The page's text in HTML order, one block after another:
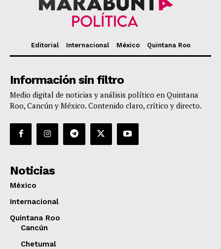
Editorial Internacional México Quintana Roo
Información sin filtro
Medio digital de noticias y análisis político en Quintana
Roo, Cancún y México. Contenido claro, crítico y directo.
Noticias
México
Internacional
Quintana Roo
Cancún
Chetumal